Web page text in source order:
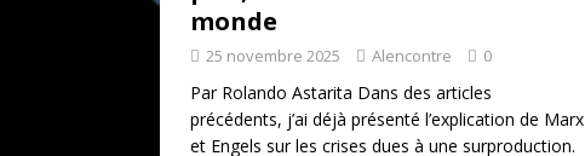
monde
25 novembre 2025 Alencontre 0
Par Rolando Astarita Dans des articles
précédents, j’ai déjà présenté l’explication de Marx
et Engels sur les crises dues à une surproduction.